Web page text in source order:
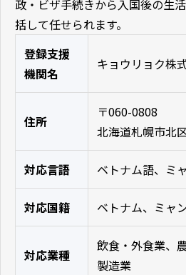
政・ビザ手続きから入国後の生
括して任せられます。
登録支援
機関名
キョウリョク株
住所
〒060-0808
北海道札幌市北
対応言語 ベトナム語、ミ
対応国籍 ベトナム、ミャ
対応業種
飲食・外食業、
製造業